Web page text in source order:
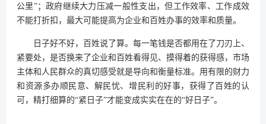
公里”；政府继续大力压减一般性支出，但工作效率、工作成效
不能打折扣，最大可能提高为企业和百姓办事的效率和质量。
日子好不好，百姓说了算。每一笔钱是否都用在了刀刃上、
紧要处，是否换来了企业和百姓看得见、摸得着的获得感，市场
主体和人民群众的真切感受就是导向和衡量标准。用有限的财力
和资源多办顺民意、解民忧、增民利的好事，获得了百姓的认
可，精打细算的“紧日子”才能变成实实在在的“好日子”。